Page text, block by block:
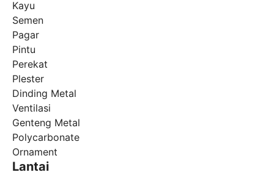
Kayu
Semen
Pagar
Pintu
Perekat
Plester
Dinding Metal
Ventilasi
Genteng Metal
Polycarbonate
Ornament
Lantai